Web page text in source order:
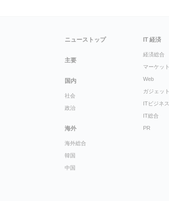
ニューストップ
主要
国内
社会
政治
海外
海外総合
韓国
中国
IT 経済
経済総合
マーケット
Web
ガジェット
ITビジネス
IT総合
PR